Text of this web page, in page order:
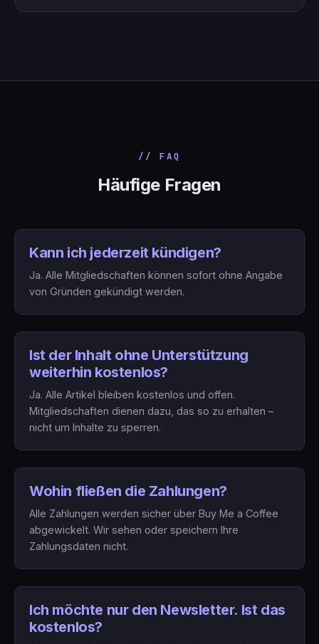
// FAQ
Häufige Fragen
Kann ich jederzeit kündigen?
Ja. Alle Mitgliedschaften können sofort ohne Angabe
von Gründen gekündigt werden.
Ist der Inhalt ohne Unterstützung
weiterhin kostenlos?
Ja. Alle Artikel bleiben kostenlos und offen.
Mitgliedschaften dienen dazu, das so zu erhalten –
nicht um Inhalte zu sperren.
Wohin fließen die Zahlungen?
Alle Zahlungen werden sicher über Buy Me a Coffee
abgewickelt. Wir sehen oder speichern Ihre
Zahlungsdaten nicht.
Ich möchte nur den Newsletter. Ist das
kostenlos?